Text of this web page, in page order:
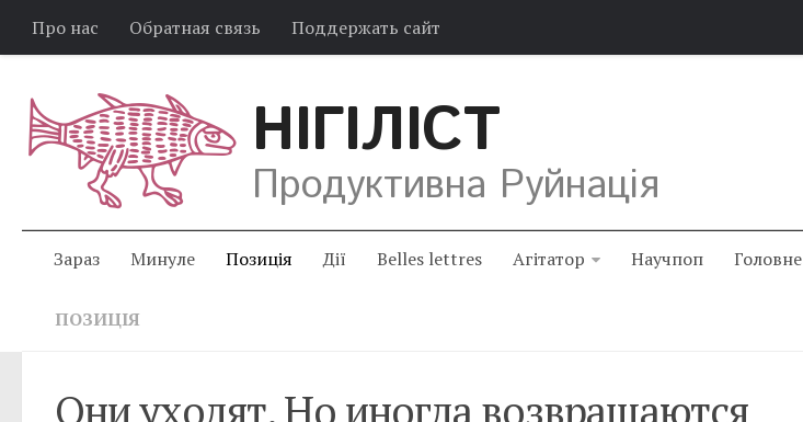
Про нас Обратная связь Поддержать сайт
НІГІЛІСТ
Продуктивна Руйнація
Зараз Минуле Позиція Дії Belles lettres Агітатор Научпоп Головне
ПОЗИЦІЯ
Они уходят. Но иногда возвращаются